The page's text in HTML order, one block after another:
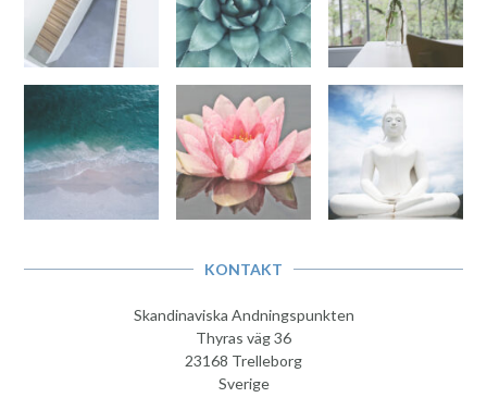
KONTAKT
Skandinaviska Andningspunkten
Thyras väg 36
23168 Trelleborg
Sverige